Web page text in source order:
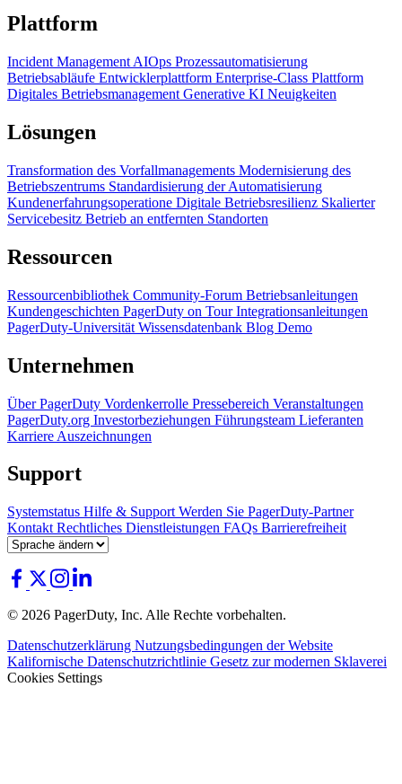
Plattform
Incident Management AIOps Prozessautomatisierung
Betriebsabläufe Entwicklerplattform Enterprise-Class Plattform
Digitales Betriebsmanagement Generative KI Neuigkeiten
Lösungen
Transformation des Vorfallmanagements Modernisierung des
Betriebszentrums Standardisierung der Automatisierung
Kundenerfahrungsoperatione Digitale Betriebsresilienz Skalierter
Servicebesitz Betrieb an entfernten Standorten
Ressourcen
Ressourcenbibliothek Community-Forum Betriebsanleitungen
Kundengeschichten PagerDuty on TourIntegrationsanleitungen
PagerDuty-Universität Wissensdatenbank Blog Demo
Unternehmen
Über PagerDuty Vordenkerrolle Pressebereich Veranstaltungen
PagerDuty.org Investorbeziehungen Führungsteam Lieferanten
Karriere Auszeichnungen
Support
Systemstatus Hilfe & Support Werden Sie PagerDuty-Partner
Kontakt Rechtliches Dienstleistungen FAQs Barrierefreiheit
© 2026 PagerDuty, Inc. Alle Rechte vorbehalten.
Datenschutzerklärung Nutzungsbedingungen der Website
Kalifornische Datenschutzrichtlinie Gesetz zur modernen Sklaverei
Cookies Settings